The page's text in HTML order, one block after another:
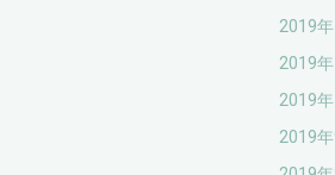
2019
2019
2019
2019年